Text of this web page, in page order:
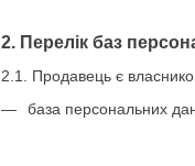
2. Перелік баз
2.1. Продавець є
база персональних